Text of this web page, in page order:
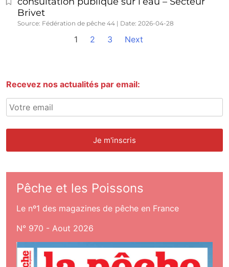
Brivet
Source: Fédération de pêche 44 Date: 2026-04-28
1 2 3 Next
Recevez nos actualités par email:
Pêche et les Poissons
Le nº1 des magazines de pêche en France
N° 970 - Aout 2026